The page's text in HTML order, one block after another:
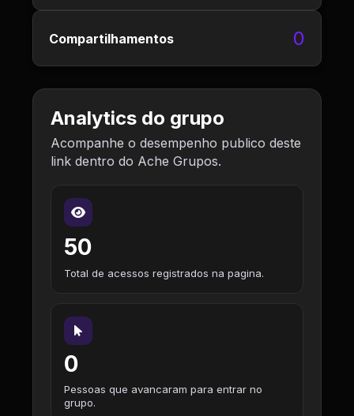
Compartilhamentos 0
Analytics do grupo
Acompanhe o desempenho publico deste
link dentro do Ache Grupos.
50
Total de acessos registrados na pagina.
0
Pessoas que avancaram para entrar no
grupo.